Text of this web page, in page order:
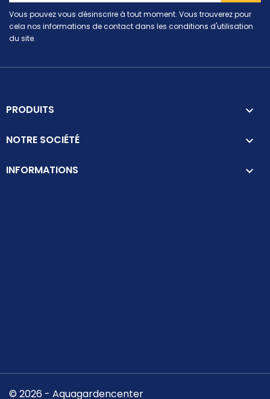
Vous pouvez vous désinscrire à tout moment. Vous trouverez pour
cela nos informations de contact dans les conditions d'utilisation
du site.
PRODUITS 
NOTRE SOCIÉTÉ 
INFORMATIONS keyboard_arrow_down
© 2026 - Aquagardencenter